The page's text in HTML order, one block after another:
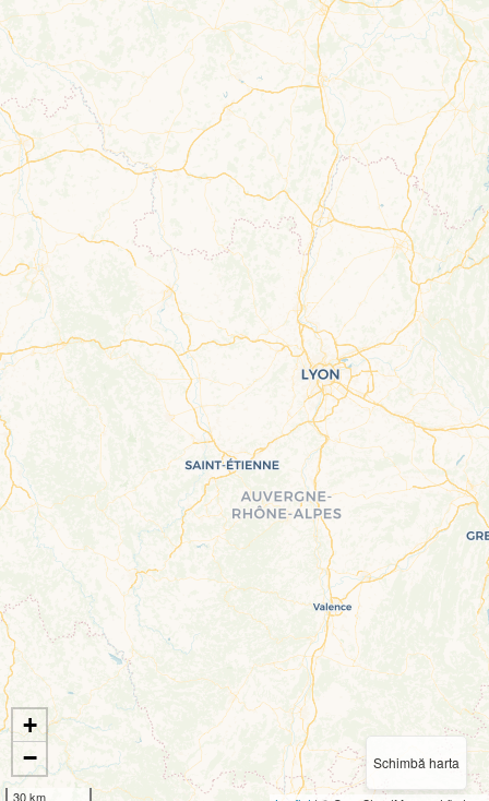
Schimbă harta
+
−
30 km